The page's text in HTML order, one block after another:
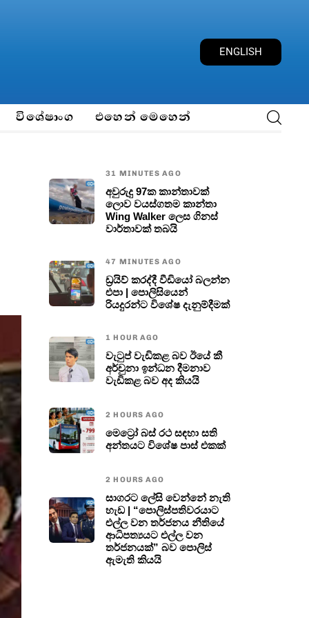
ENGLISH
විශේෂාංග එහෙන් මෙහෙන්
31 MINUTES AGO
අවුරුදු 97ක කාන්තාවක්
ලොව වයස්ගතම කාන්තා
Wing Walker ලෙස ගිනස්
වාර්තාවක් තබයි
47 MINUTES AGO
ඩ්‍රයිව් කරද්දී වීඩියෝ බලන්න
එපා | පොලිසියෙන්
රියදුරන්ට විශේෂ දැනුම්දීමක්
1 HOUR AGO
වැටුප් වැඩිකළ බව ඊයේ කී
අර්චුනා ඉන්ධන දීමනාව
වැඩිකළ බව අද කියයි
2 HOURS AGO
මෙට්‍රෝ බස් රථ සඳහා සති
අන්තයට විශේෂ පාස් එකක්
2 HOURS AGO
සාගරට ලේසි වෙන්නේ නැති
හැඩ | “පොලිස්පතිවරයාට
එල්ල වන තර්ජනය නීතියේ
ආධිපත්‍යයට එල්ල වන
තර්ජනයක්” බව පොලිස්
ඇමැති කියයි